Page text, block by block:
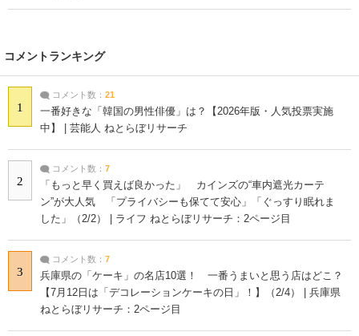
コメントランキング
1
コメント数： 21
一番好きな「韓国の男性俳優」は？【2026年版・人気投票実施
中】 | 芸能人 ねとらぼリサーチ
2
コメント数： 7
「もっと早く買えば良かった」 カインズの“車内遮光カーテ
ン”が大人気 「プライバシーも保てて安心」「ぐっすり眠れま
した」（2/2） | ライフ ねとらぼリサーチ：2ページ目
3
コメント数： 7
兵庫県の「ケーキ」の名店10選！ 一番うまいと思う店はどこ？
【7月12日は「デコレーションケーキの日」！】（2/4） | 兵庫県
ねとらぼリサーチ：2ページ目